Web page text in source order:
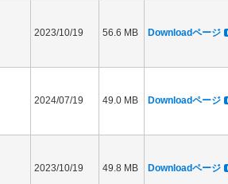
2023/10/19 56.6 MB Downloadページ
2024/07/19 49.0 MB Downloadページ
2023/10/19 49.8 MB Downloadページ